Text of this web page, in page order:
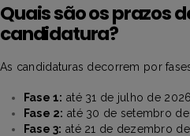
Quais são os prazos
candidatura?
As candidaturas decorrem por
Fase 1: até 31 de julho de
Fase 2: até 30 de setembro
Fase 3: até 21 de dezembro